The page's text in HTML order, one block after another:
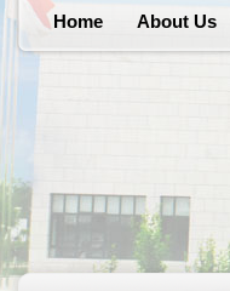
Home About Us